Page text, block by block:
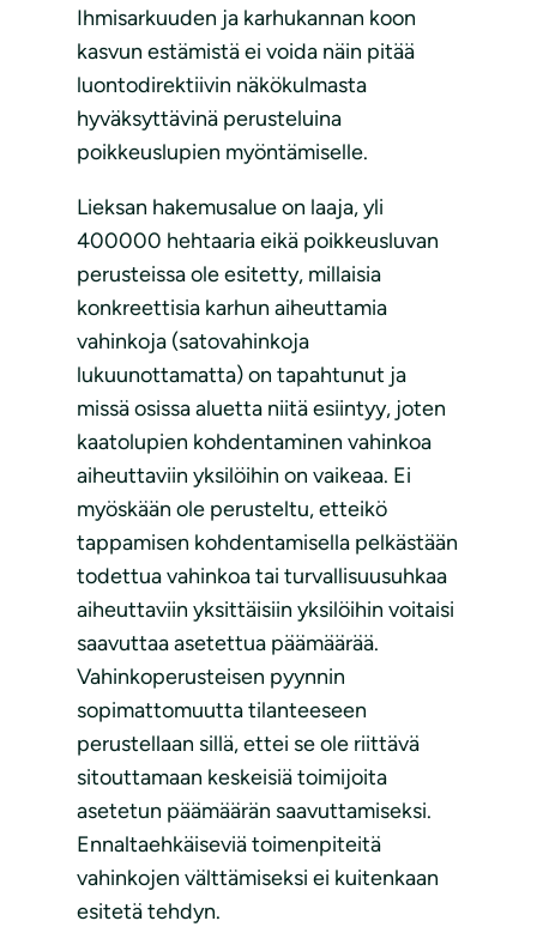
Ihmisarkuuden ja karhukannan koon
kasvun estämistä ei voida näin pitää
luontodirektiivin näkökulmasta
hyväksyttävinä perusteluina
poikkeuslupien myöntämiselle.
Lieksan hakemusalue on laaja, yli
400000 hehtaaria eikä poikkeusluvan
perusteissa ole esitetty, millaisia
konkreettisia karhun aiheuttamia
vahinkoja (satovahinkoja
lukuunottamatta) on tapahtunut ja
missä osissa aluetta niitä esiintyy, joten
kaatolupien kohdentaminen vahinkoa
aiheuttaviin yksilöihin on vaikeaa. Ei
myöskään ole perusteltu, etteikö
tappamisen kohdentamisella pelkästään
todettua vahinkoa tai turvallisuusuhkaa
aiheuttaviin yksittäisiin yksilöihin voitaisi
saavuttaa asetettua päämäärää.
Vahinkoperusteisen pyynnin
sopimattomuutta tilanteeseen
perustellaan sillä, ettei se ole riittävä
sitouttamaan keskeisiä toimijoita
asetetun päämäärän saavuttamiseksi.
Ennaltaehkäiseviä toimenpiteitä
vahinkojen välttämiseksi ei kuitenkaan
esitetä tehdyn.